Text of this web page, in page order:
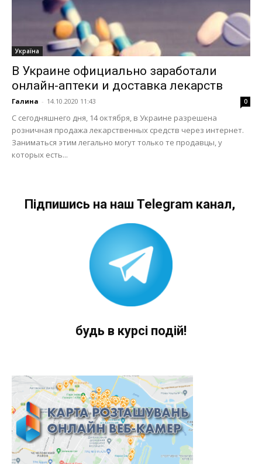
Україна
В Украине официально заработали
онлайн-аптеки и доставка лекарств
Галина - 14.10.2020 11:43 0
С сегодняшнего дня, 14 октября, в Украине разрешена
розничная продажа лекарственных средств через интернет.
Заниматься этим легально могут только те продавцы, у
которых есть...
Підпишись на наш Telegram канал,
будь в курсі подій!